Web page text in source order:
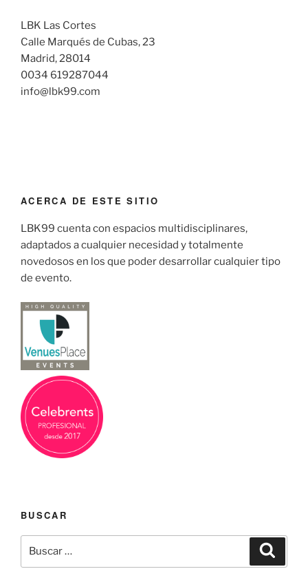
LBK Las Cortes
Calle Marqués de Cubas, 23
Madrid, 28014
0034 619287044
info@lbk99.com
ACERCA DE ESTE SITIO
LBK99 cuenta con espacios multidisciplinares,
adaptados a cualquier necesidad y totalmente
novedosos en los que poder desarrollar cualquier tipo
de evento.
BUSCAR
Buscar
por: